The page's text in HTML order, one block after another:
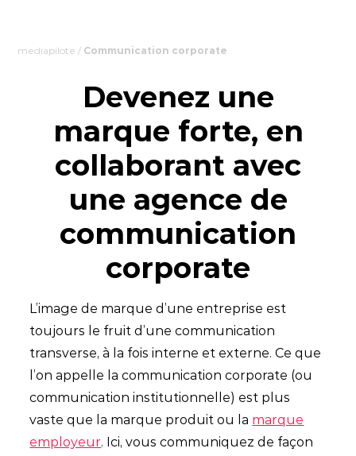
mediapilote / Communication corporate
Devenez une
marque forte, en
collaborant avec
une agence de
communication
corporate
L’image de marque d’une entreprise est
toujours le fruit d’une communication
transverse, à la fois interne et externe. Ce que
l’on appelle la communication corporate (ou
communication institutionnelle) est plus
vaste que la marque produit ou la marque
employeur. Ici, vous communiquez de façon